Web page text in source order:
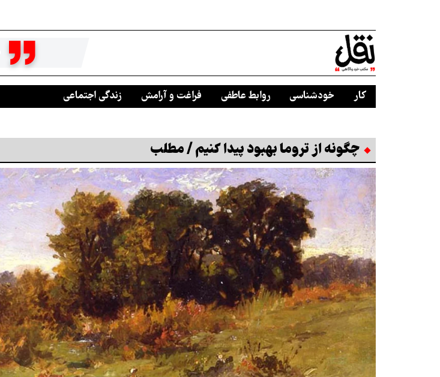
کار خودشناسی روابط عاطفی فراغت و آرامش زندگی اجتماعی
چگونه از تروما بهبود پیدا کنیم / مطلب